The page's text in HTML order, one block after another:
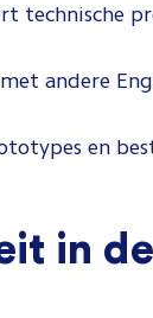
technische
andere
en
in